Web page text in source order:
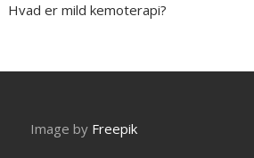
Hvad er mild kemoterapi?
Image by Freepik